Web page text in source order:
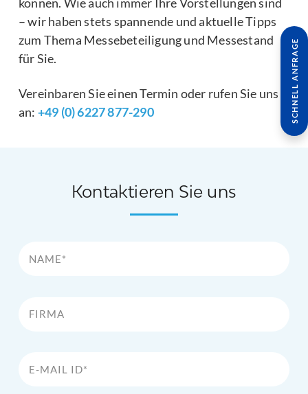
– wir haben stets spannende und aktuelle Tipps
zum Thema Messebeteiligung und Messestand
für Sie.
Vereinbaren Sie einen Termin oder rufen Sie uns
an: +49 (0) 6227 877-290 SCHNELL ANFRAGE
Kontaktieren Sie uns